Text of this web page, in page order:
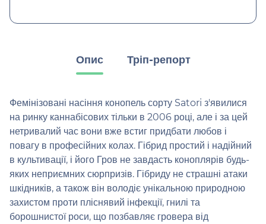
Опис Тріп-репорт
Фемінізовані насіння конопель сорту Satori з'явилися
на ринку каннабісових тільки в 2006 році, але і за цей
нетривалий час вони вже встиг придбати любов і
повагу в професійних колах. Гібрид простий і надійний
в культивації, і його Гров не завдасть коноплярів будь-
яких неприємних сюрпризів. Гібриду не страшні атаки
шкідників, а також він володіє унікальною природною
захистом проти пліснявий інфекції, гнилі та
борошнистої роси, що позбавляє гровера від